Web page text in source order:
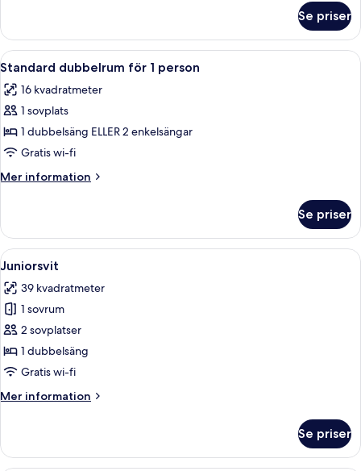
dubbelrum
eller
tvåbäddsrum
Se priser
Öppna
alla
foton
för
Standard
dubbelrum
för
1
Ett hotellrum med en säng, ett
7
Standard dubbelrum för 1 person
16 kvadratmeter
1 sovplats
1 dubbelsäng ELLER 2 enkelsängar
Gratis wi-fi
Mer information
Mer
dubbelrum
för
1
Se priser
Öppna
alla
foton
för
Juniorsvit
Ett hotellrum med en säng, ett
6
Juniorsvit
39 kvadratmeter
1 sovrum
2 sovplatser
1 dubbelsäng
Gratis wi-fi
Mer information
Mer
Se priser